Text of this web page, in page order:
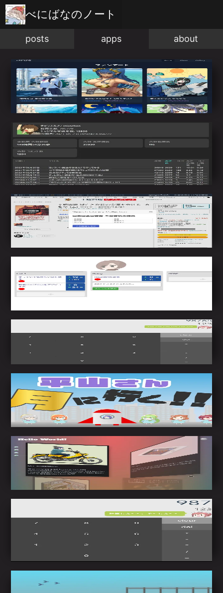
べにばなのノート
posts apps about
イラストポートフォリオ
制作したイラストをポートフォリオとして表示す
るためのページ
YouTubeから動画情報を取得するアプリ
YouTube配信者のハンドルネームをもとに、
YouTubeDataAPIを使用して情報を取得・表示す
るアプリ
図書館蔵書検索(Chrome拡張機能)
Amazon.co.jpの商品ページから東京都における図
書館の蔵書情報を検索できるChrome拡張機能
Trelloppoi
Trelloを模したタスク管理画面。見積もり機能を
もたせている。
Elm-Kawaii-calculator
Elmの学習のために作成した計算機。
anime.jsを使用した長尺アニメーション
anime.jsを使用して物語形式のアニメーションを
再生る。
CSSを使用した3D表現
CSSのtransformプロパティを使用して奥行き方向
にカードが回転する表現を行っている。
Vue.js で作成した計算機。100vh を高さに設定し
た際に発生する「URL Bar Resizing」という問題
を解決するために調整を行ってる。
Web標準APIでのキャラ操作